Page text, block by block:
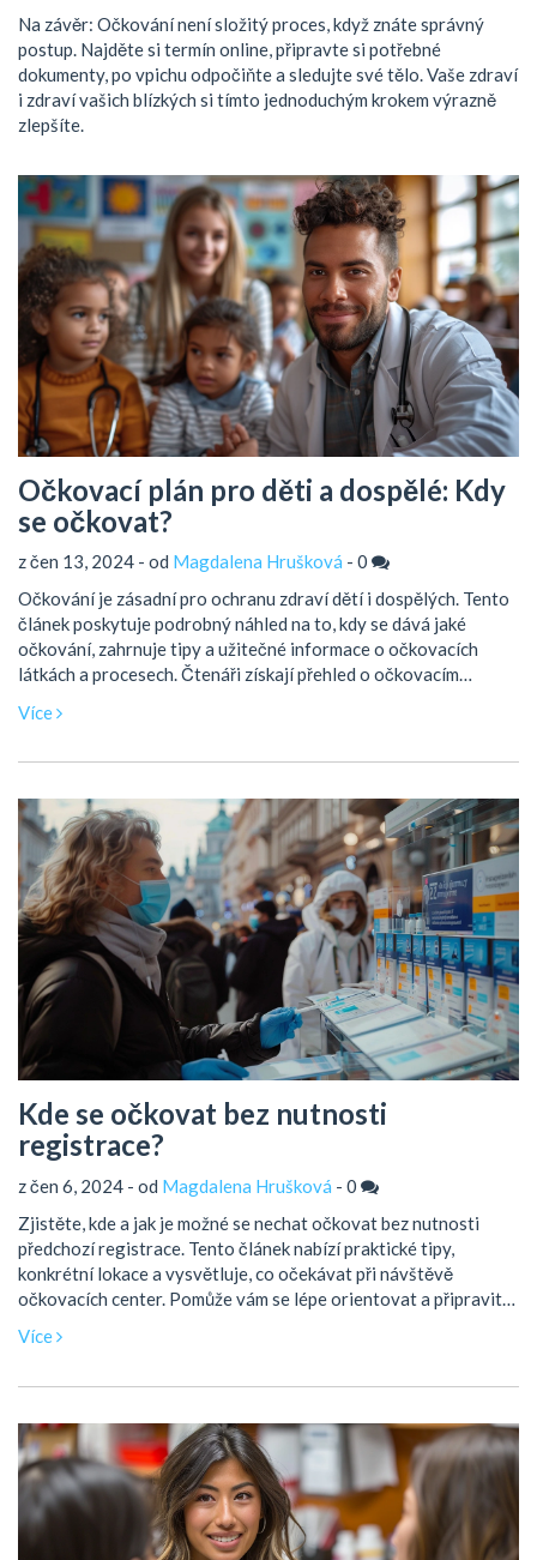
Na závěr: Očkování není složitý proces, když znáte správný
postup. Najděte si termín online, připravte si potřebné
dokumenty, po vpichu odpočiňte a sledujte své tělo. Vaše zdraví
i zdraví vašich blízkých si tímto jednoduchým krokem výrazně
zlepšíte.
Očkovací plán pro děti a dospělé: Kdy
se očkovat?
z čen 13, 2024 - od Magdalena Hrušková - 0
Očkování je zásadní pro ochranu zdraví dětí i dospělých. Tento
článek poskytuje podrobný náhled na to, kdy se dává jaké
očkování, zahrnuje tipy a užitečné informace o očkovacích
látkách a procesech. Čtenáři získají přehled o očkovacím
Více
Kde se očkovat bez nutnosti
registrace?
z čen 6, 2024 - od Magdalena Hrušková - 0
Zjistěte, kde a jak je možné se nechat očkovat bez nutnosti
předchozí registrace. Tento článek nabízí praktické tipy,
konkrétní lokace a vysvětluje, co očekávat při návštěvě
očkovacích center. Pomůže vám se lépe orientovat a připravit
Více